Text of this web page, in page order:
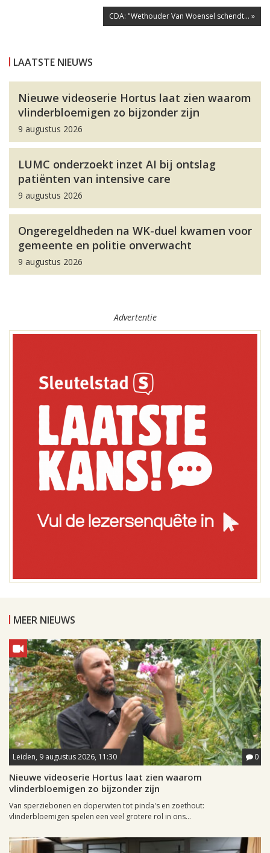
CDA: "Wethouder Van Woensel schendt... »
LAATSTE NIEUWS
Nieuwe videoserie Hortus laat zien waarom
vlinderbloemigen zo bijzonder zijn
9 augustus 2026
LUMC onderzoekt inzet AI bij ontslag
patiënten van intensive care
9 augustus 2026
Ongeregeldheden na WK-duel kwamen voor
gemeente en politie onverwacht
9 augustus 2026
Advertentie
MEER NIEUWS
Leiden, 9 augustus 2026, 11:30 0
Nieuwe videoserie Hortus laat zien waarom
vlinderbloemigen zo bijzonder zijn
Van sperziebonen en doperwten tot pinda's en zoethout:
vlinderbloemigen spelen een veel grotere rol in ons...